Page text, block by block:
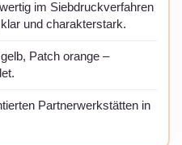
im Siebdruckverfahren
und charakterstark.
Patch orange –
Partnerwerkstätten in